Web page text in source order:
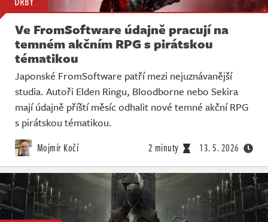
Ve FromSoftware údajně pracují na
temném akčním RPG s pirátskou
tématikou
Japonské FromSoftware patří mezi nejuznávanější
studia. Autoři Elden Ringu, Bloodborne nebo Sekira
mají údajně příští měsíc odhalit nové temné akční RPG
s pirátskou tématikou.
Mojmír Kočí 2 minuty 13. 5. 2026